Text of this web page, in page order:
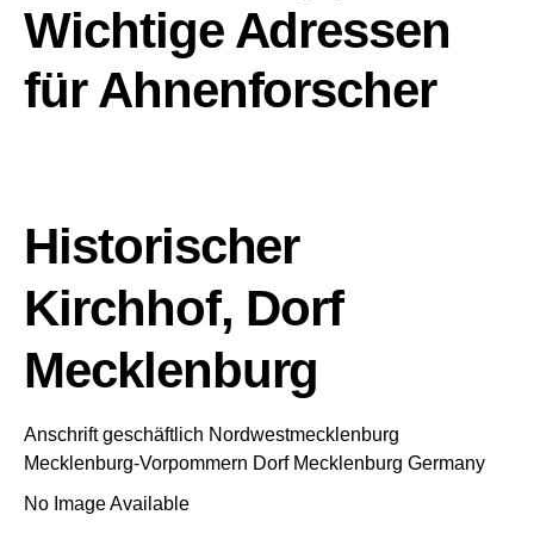
Wichtige Adressen
für Ahnenforscher
Historischer
Kirchhof, Dorf
Mecklenburg
Anschrift geschäftlich Nordwestmecklenburg
Mecklenburg-Vorpommern Dorf Mecklenburg Germany
No Image Available